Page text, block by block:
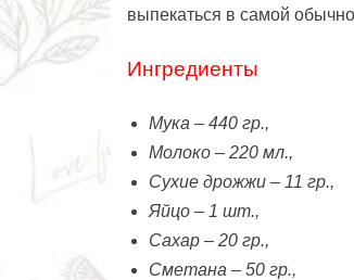
выпекаться в самой
Ингредиенты
Мука – 440 гр.,
Молоко – 220 мл.,
Сухие дрожжи – 11 гр.,
Яйцо – 1 шт.,
Сахар – 20 гр.,
Сметана – 50 гр.,